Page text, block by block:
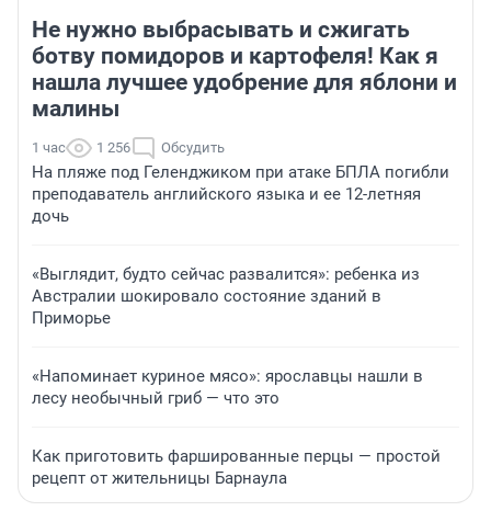
Не нужно выбрасывать и сжигать
ботву помидоров и картофеля! Как я
нашла лучшее удобрение для яблони и
малины
1 час 1 256 Обсудить
На пляже под Геленджиком при атаке БПЛА погибли
преподаватель английского языка и ее 12-летняя
дочь
«Выглядит, будто сейчас развалится»: ребенка из
Австралии шокировало состояние зданий в
Приморье
«Напоминает куриное мясо»: ярославцы нашли в
лесу необычный гриб — что это
Как приготовить фаршированные перцы — простой
рецепт от жительницы Барнаула